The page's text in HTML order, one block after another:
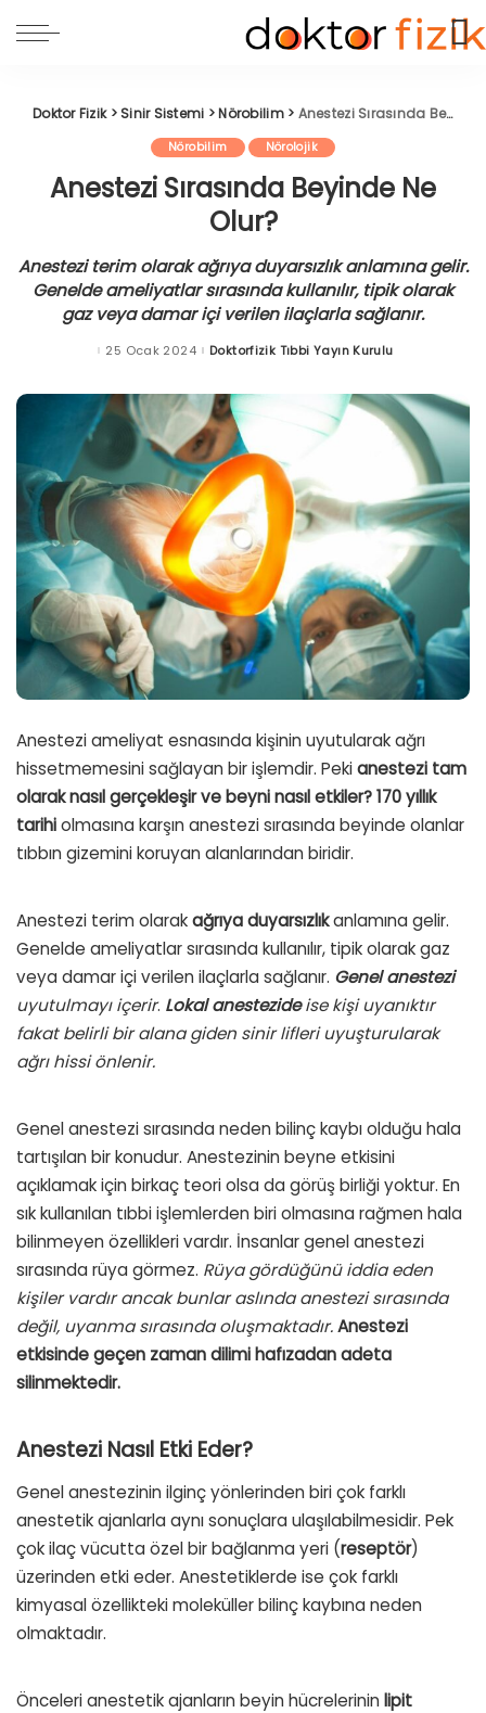
Doktor Fizik>Sinir Sistemi >Nörobilim> Anestezi Sırasında Beyinde Ne Olur?
Nörobilim Nörolojik
Anestezi Sırasında Beyinde Ne
Olur?
Anestezi terim olarak ağrıya duyarsızlık anlamına gelir.
Genelde ameliyatlar sırasında kullanılır, tipik olarak
gaz veya damar içi verilen ilaçlarla sağlanır.
25 Ocak 2024Posted
Doktorfizik Tıbbi Yayın Kurulu
Anestezi ameliyat esnasında kişinin uyutularak ağrı
hissetmemesini sağlayan bir işlemdir. Pekianestezi tam
olarak nasıl gerçekleşir ve beyni nasıl etkiler? 170 yıllık
tarihiolmasına karşın anestezi sırasında beyinde olanlar
tıbbın gizemini koruyan alanlarından biridir.
Anestezi terim olarakağrıya duyarsızlıkanlamına gelir.
Genelde ameliyatlar sırasında kullanılır, tipik olarak gaz
veya damar içi verilen ilaçlarla sağlanır. Genel anestezi
uyutulmayı içerir. Lokal anestezideise kişi uyanıktır
fakat belirli bir alana giden sinir lifleri uyuşturularak
ağrı hissi önlenir.
Genel anestezi sırasında neden bilinç kaybı olduğu hala
tartışılan bir konudur. Anestezinin beyne etkisini
açıklamak için birkaç teori olsa da görüş birliği yoktur. En
sık kullanılan tıbbi işlemlerden biri olmasına rağmen hala
bilinmeyen özellikleri vardır. İnsanlar genel anestezi
sırasında rüya görmez. Rüya gördüğünü iddia eden
kişiler vardır ancak bunlar aslında anestezi sırasında
değil, uyanma sırasında oluşmaktadır.Anestezi
etkisinde geçen zaman dilimi hafızadan adeta
silinmektedir.
Anestezi Nasıl Etki Eder?
Genel anestezinin ilginç yönlerinden biri çok farklı
anestetik ajanlarla aynı sonuçlara ulaşılabilmesidir. Pek
çok ilaç vücutta özel bir bağlanma yeri (reseptör)
üzerinden etki eder. Anestetiklerde ise çok farklı
kimyasal özellikteki moleküller bilinç kaybına neden
olmaktadır.
Önceleri anestetik ajanların beyin hücrelerinin lipit